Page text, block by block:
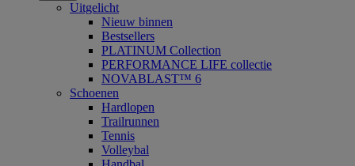
Uitgelicht
Nieuw binnen
Bestsellers
PLATINUM Collection
PERFORMANCE LIFE collectie
NOVABLAST™ 6
Schoenen
Hardlopen
Trailrunnen
Tennis
Volleybal